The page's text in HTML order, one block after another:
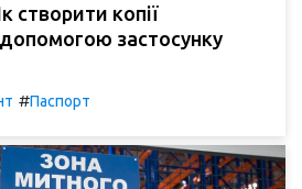
створити копії
застосунку
#Паспорт